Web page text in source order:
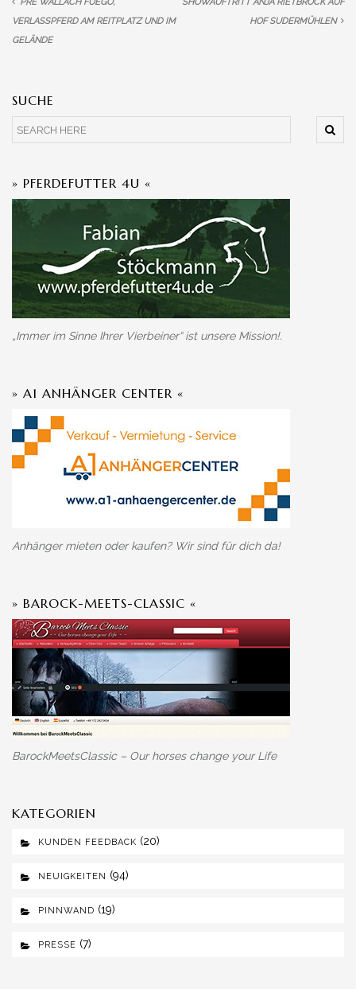
PRE WALLACH FUEGO,
VERLASSPFERD AM REITPLATZ UND IM
GELÄNDE
SHOWAUFTRITT ANJA RIETBROCK AUF
HOF SUDERMÜHLEN
SUCHE
» PFERDEFUTTER 4U «
„Immer im Sinne Ihrer Vierbeiner“ ist unsere Mission!.
» A1 ANHÄNGER CENTER «
Anhänger mieten oder kaufen? Wir sind für dich da!
» BAROCK-MEETS-CLASSIC «
BarockMeetsClassic – Our horses change your Life
KATEGORIEN
KUNDEN FEEDBACK (20)
NEUIGKEITEN (94)
PINNWAND (19)
PRESSE (7)